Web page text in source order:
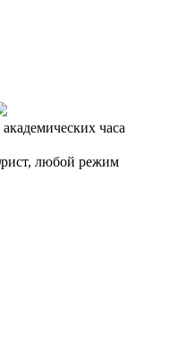
академических часа
любой режим